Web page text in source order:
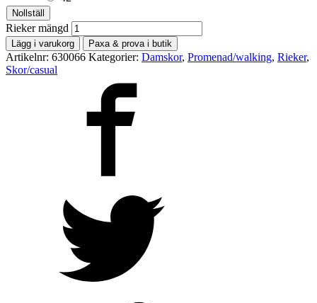
Nollställ
Rieker mängd
Lägg i varukorg Paxa & prova i butik
Artikelnr: 630066 Kategorier: Damskor, Promenad/walking, Rieker,
Skor/casual